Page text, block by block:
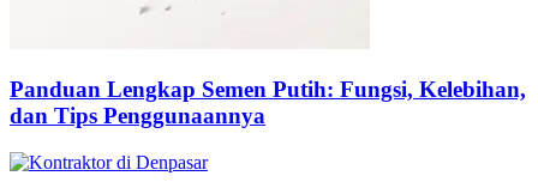
Panduan Lengkap Semen Putih: Fungsi, Kelebihan,
dan Tips Penggunaannya